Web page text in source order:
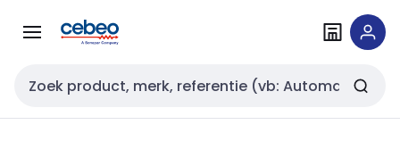
naar
naar
Zoekveld invoer